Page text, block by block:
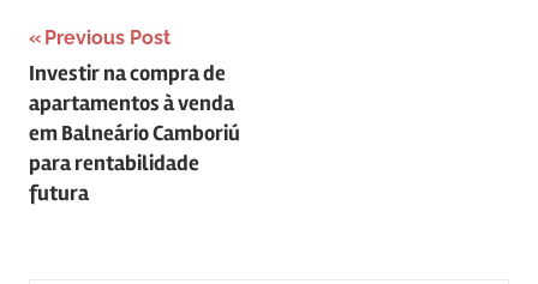
Navegação
de
Post
Previous Post
Investir na compra de
apartamentos à venda
em Balneário Camboriú
para rentabilidade
futura